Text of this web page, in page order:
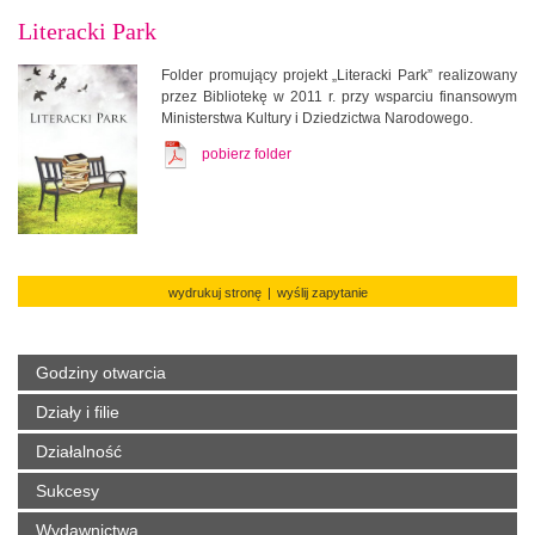
Literacki Park
Folder promujący projekt „Literacki Park” realizowany
przez Bibliotekę w 2011 r. przy wsparciu finansowym
Ministerstwa Kultury i Dziedzictwa Narodowego.
pobierz folder
wydrukuj stronę | wyślij zapytanie
Godziny otwarcia
Działy i filie
Działalność
Sukcesy
Wydawnictwa